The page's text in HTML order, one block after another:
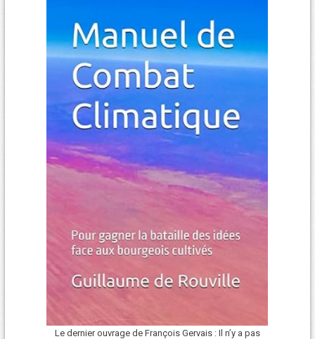
Le dernier ouvrage de François Gervais : Il n’y a pas